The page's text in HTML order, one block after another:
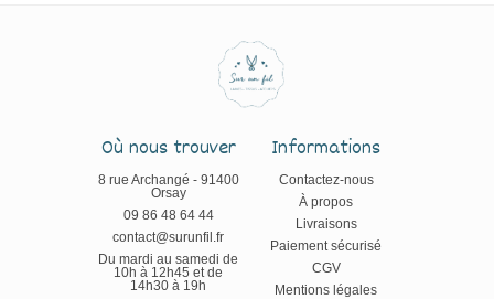
Où nous trouver
8 rue Archangé - 91400
Orsay
09 86 48 64 44
contact@surunfil.fr
Du mardi au samedi de
10h à 12h45 et de
14h30 à 19h
Informations
Contactez-nous
À propos
Livraisons
Paiement sécurisé
CGV
Mentions légales